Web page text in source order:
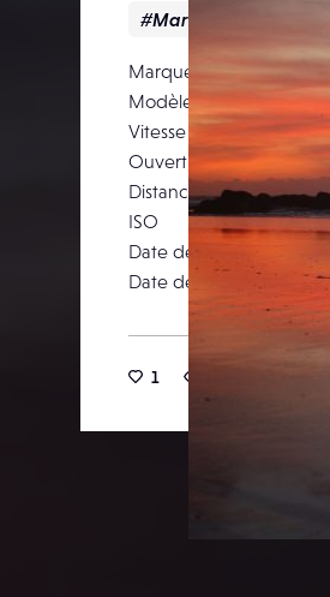
#Maroc
Marque
Modèle
Vitesse d’obturation
Ouverture
Distance focale
ISO
Date de prise de vue
Date de publication
1